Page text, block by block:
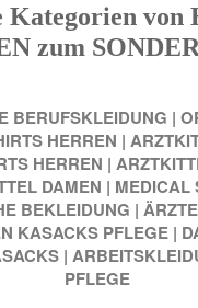
Kategorien von
zum
BERUFSKLEIDUNG |
HERREN |
HERREN |
DAMEN | MEDICAL
BEKLEIDUNG |
KASACKS PFLEGE |
|
PFLEGE